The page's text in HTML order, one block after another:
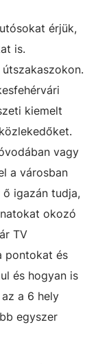
érjük,
is.
kiemelt
vagy
a városban
ő igazán tudja,
okozó
TV
pontokat és
és hogyan is
a 6 hely
egyszer